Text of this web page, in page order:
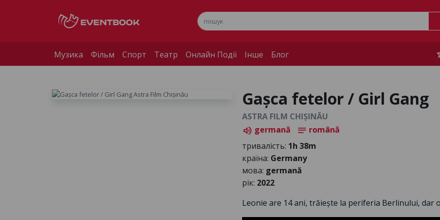
Музика Фільм Спорт Театр Онлайн Події Інше Блог
Gașca fetelor / Girl Gang
ASTRA FILM CHIȘINĂU
volume_up germană notes română
тривалість: 1h 38m
країна: Germany
мова: germană
рік: 2022
Leonie are 14 ani, trăiește la periferia Berlinului, dar